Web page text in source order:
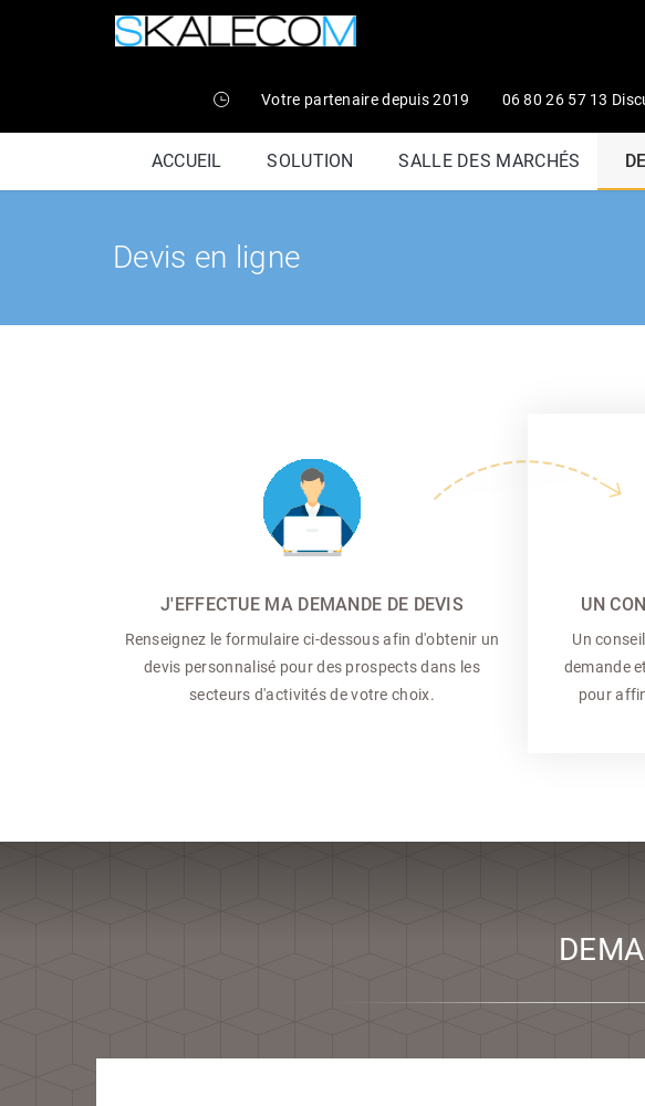
Votre partenaire depuis 2019 06 80 26 57 13
ACCUEIL SOLUTION SALLE DES MARCHÉS
Devis en ligne
J'EFFECTUE MA DEMANDE DE DEVIS
Renseignez le formulaire ci-dessous afin d'obtenir un
devis personnalisé pour des prospects dans les
secteurs d'activités de votre choix.
UN
Un
demande
pour